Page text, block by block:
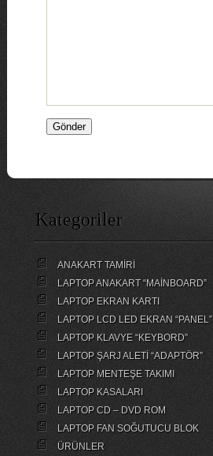
Kategoriler
ANAKART TAMİRİ
LAPTOP ANAKART “MAİNBOARD”
LAPTOP EKRAN KARTI
LAPTOP LCD LED EKRAN “PANEL”
LAPTOP KLAVYE “KEYBORD”
LAPTOP ŞARJ ALETİ “ADAPTÖR”
LAPTOP MENTEŞE TAKIMI
LAPTOP KASALARI
LAPTOP CD – DVD ROM
LAPTOP FAN SOĞUTUCU BLOK
ÜRÜNLER